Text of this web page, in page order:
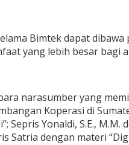
Bimtek dapat
yang lebih besar bagi
narasumber yang
Koperasi di
Sepris Yonaldi, S.E.,
Satria dengan materi